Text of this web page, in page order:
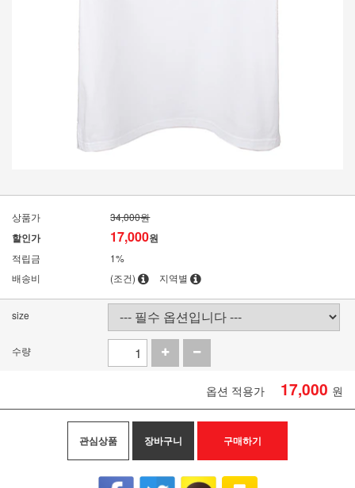
상품가 34,000원
할인가 17,000원
적립금
1%
배송비
(조건) 지역별
size
수량
옵션 적용가 17,000 원
관심상품 장바구니 구매하기